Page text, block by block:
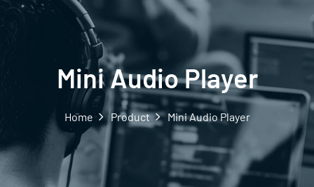
Mini Audio Player
Home Product Mini Audio Player